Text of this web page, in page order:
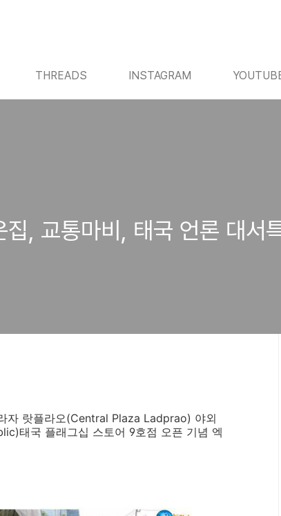
THREADS INSTAGRAM
, 교통마비, 태국 언론 대서
자 랏플라오(Central Plaza Ladprao) 야외
태국 플래그십 스토어 9호점 오픈 기념 엑